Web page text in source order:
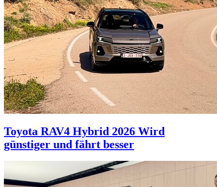
Toyota RAV4 Hybrid 2026 Wird
günstiger und fährt besser